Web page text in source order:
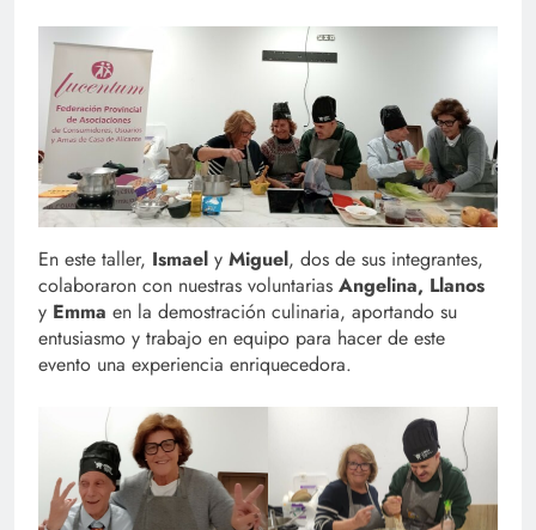
En este taller, Ismael y Miguel, dos de sus integrantes,
colaboraron con nuestras voluntarias Angelina, Llanos
y Emma en la demostración culinaria, aportando su
entusiasmo y trabajo en equipo para hacer de este
evento una experiencia enriquecedora.